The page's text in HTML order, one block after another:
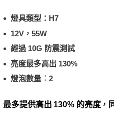
燈具類型：H7
12V，55W
經過 10G 防震測試
亮度最多高出 130%
燈泡數量︰2
最多提供高出 130% 的亮度，